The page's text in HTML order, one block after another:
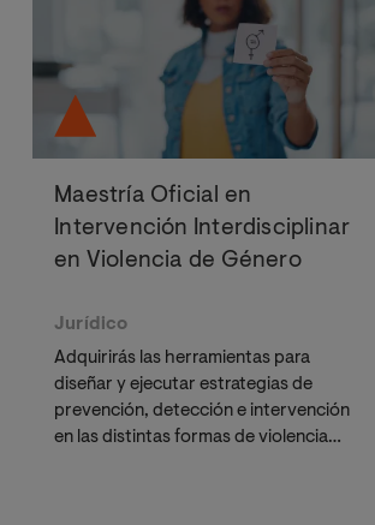
Maestría Oficial en
Intervención Interdisciplinar
en Violencia de Género
Jurídico
Adquirirás las herramientas para
diseñar y ejecutar estrategias de
prevención, detección e intervención
en las distintas formas de violencia